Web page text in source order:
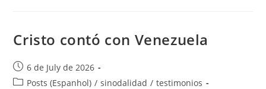
Cristo contó con Venezuela
6 de July de 2026
Posts (Espanhol) / sinodalidad / testimonios